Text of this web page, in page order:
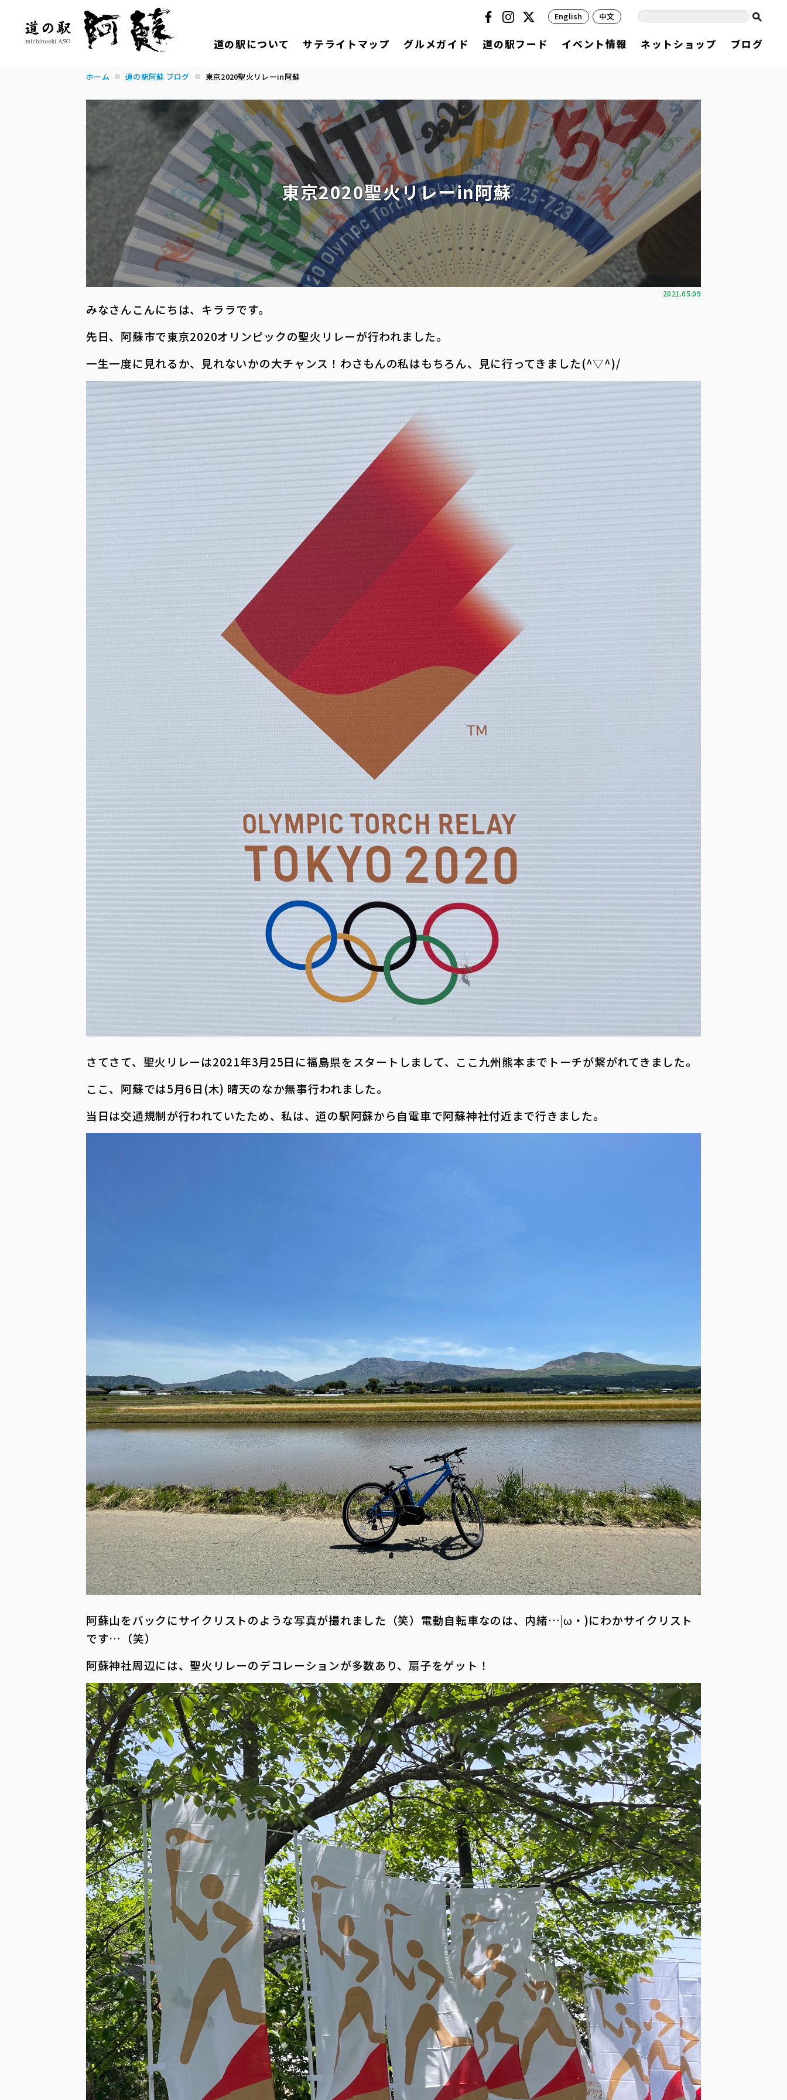
道の駅について サテライトマップ グルメガイド 道の駅フード イベント情報 ネットショップ ブログ
English 中文
ホーム 道の駅阿蘇 ブログ 東京2020聖火リレーin阿蘇
東京2020聖火リレーin阿蘇
2021.05.09
みなさんこんにちは、キララです。
先日、阿蘇市で東京2020オリンピックの聖火リレーが行われました。
一生一度に見れるか、見れないかの大チャンス！わさもんの私はもちろん、見に行ってきました(^▽^)/
さてさて、聖火リレーは2021年3月25日に福島県をスタートしまして、ここ九州熊本までトーチが繋がれてきました。
ここ、阿蘇では5月6日(木) 晴天のなか無事行われました。
当日は交通規制が行われていたため、私は、道の駅阿蘇から自電車で阿蘇神社付近まで行きました。
阿蘇山をバックにサイクリストのような写真が撮れました（笑）電動自転車なのは、内緒…|ω・)にわかサイクリスト
です…（笑）
阿蘇神社周辺には、聖火リレーのデコレーションが多数あり、 扇子をゲット！